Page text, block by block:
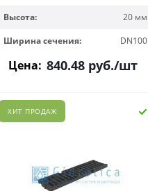
Высота:
20 мм
Ширина сечения:
DN100
Цена: 840.48 руб./шт
ХИТ ПРОДАЖ